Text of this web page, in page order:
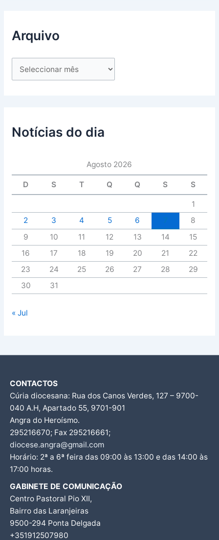
Arquivo
Notícias do dia
Agosto 2026
D S T Q Q S S
1
2
3 4 5 6
8
9
10 11 12 13 14
15
16
17 18 19 20 21
22
23
24 25 26 27 28
29
30
31
« Jul
CONTACTOS
Cúria diocesana: Rua dos Canos Verdes, 127 – 9700-
040 A.H, Apartado 55, 9701-901
Angra do Heroísmo.
295216670; Fax 295216661;
diocese.angra@gmail.com
Horário: 2ª a 6ª feira das 09:00 às 13:00 e das 14:00 às
17:00 horas.
GABINETE DE COMUNICAÇÃO
Centro Pastoral Pio XII,
Bairro das Laranjeiras
9500-294 Ponta Delgada
+351912507980